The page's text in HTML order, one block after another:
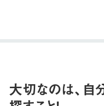
大切なのは、自